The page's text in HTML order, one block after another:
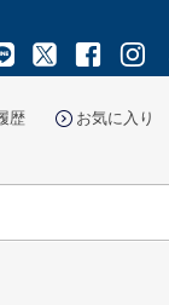
歴 お気に入り